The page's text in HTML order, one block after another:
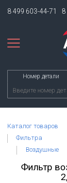
8 499 603-44-71 8
Номер детали
Каталог товаров
Фильтра
Воздушные
Фильтр